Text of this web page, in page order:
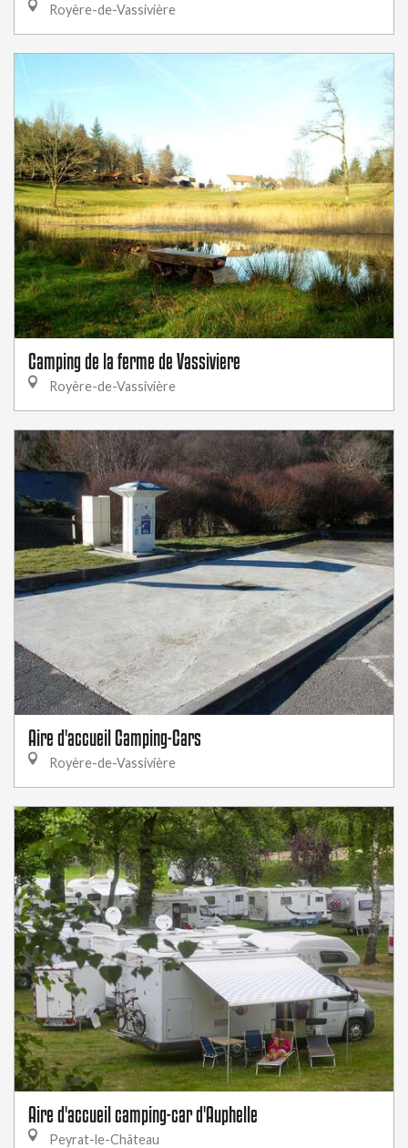
Royère-de-Vassivière
Camping de la ferme de Vassiviere
Royère-de-Vassivière
Aire d'accueil Camping-Cars
Royère-de-Vassivière
Aire d'accueil camping-car d'Auphelle
Peyrat-le-Château